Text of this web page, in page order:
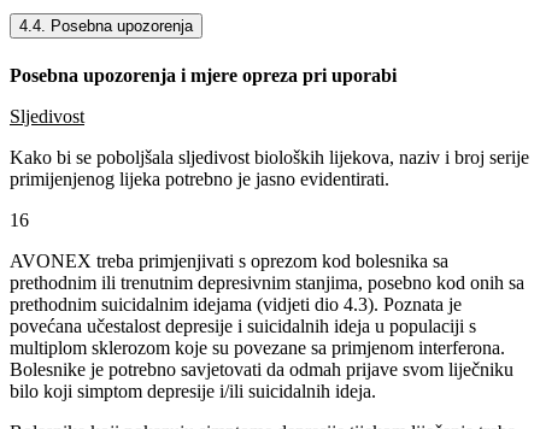
4.4. Posebna upozorenja
Posebna upozorenja i mjere opreza pri uporabi
Sljedivost
Kako bi se poboljšala sljedivost bioloških lijekova, naziv i broj serije
primijenjenog lijeka potrebno je jasno evidentirati.
16
AVONEX treba primjenjivati s oprezom kod bolesnika sa
prethodnim ili trenutnim depresivnim stanjima, posebno kod onih sa
prethodnim suicidalnim idejama (vidjeti dio 4.3). Poznata je
povećana učestalost depresije i suicidalnih ideja u populaciji s
multiplom sklerozom koje su povezane sa primjenom interferona.
Bolesnike je potrebno savjetovati da odmah prijave svom liječniku
bilo koji simptom depresije i/ili suicidalnih ideja.